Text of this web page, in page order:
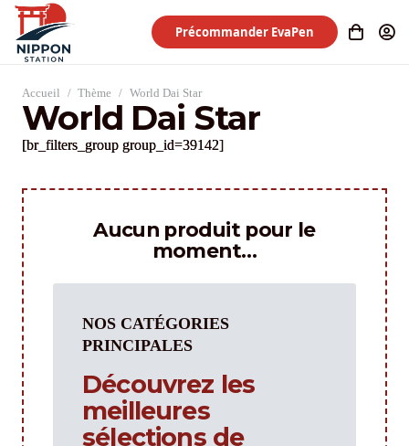
Précommander EvaPen
Accueil / Thème / World Dai Star
World Dai Star
[br_filters_group group_id=39142]
Aucun produit pour le
moment…
NOS CATÉGORIES
PRINCIPALES
Découvrez les
meilleures
sélections de